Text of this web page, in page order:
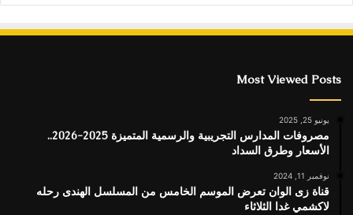
Most Viewed Posts
يونيو 25, 2025
مصروفات المدارس التجريبية والرسمية المتميزة 2025-2026..
الأسعار وطرق السداد
نوفمبر 11, 2024
قناة زى الوان تعرض الموسم الخامس من المسلسل الهندى رحله
لاكشمي غدا الثلاثاء